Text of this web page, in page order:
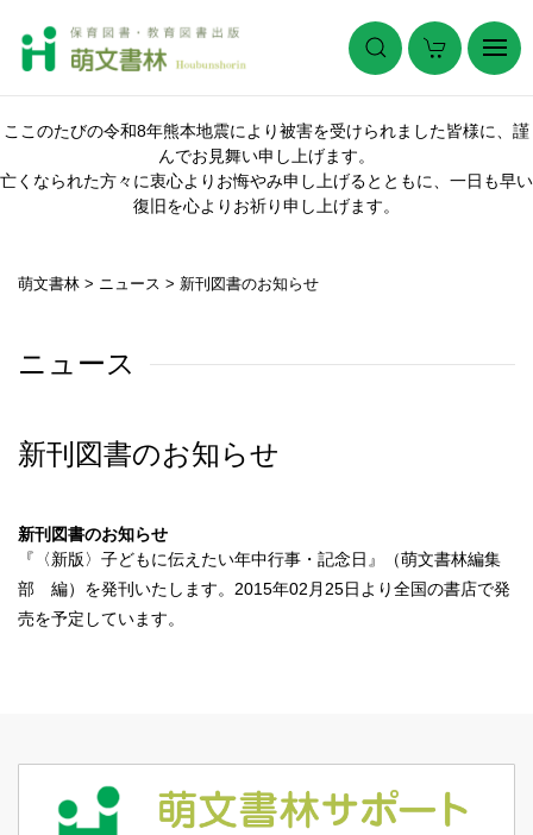
ここのたびの令和8年熊本地震により被害を受けられました皆様に、謹
んでお見舞い申し上げます。
亡くなられた方々に衷心よりお悔やみ申し上げるとともに、一日も早い
復旧を心よりお祈り申し上げます。
萌文書林 > ニュース > 新刊図書のお知らせ
ニュース
新刊図書のお知らせ
新刊図書のお知らせ
『 〈新版〉子どもに伝えたい年中行事・記念日』（萌文書林編集
部 編）を発刊いたします。2015年02月25日より全国の書店で発
売を予定しています。